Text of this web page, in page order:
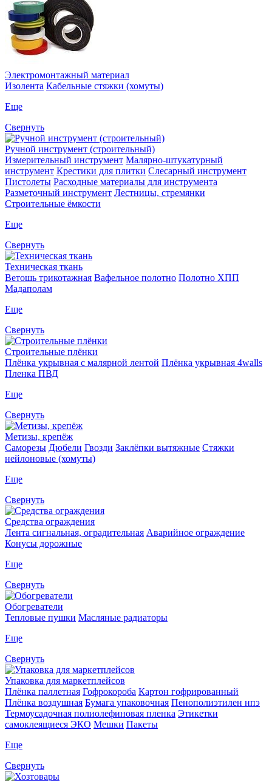
Электромонтажный материал
Изолента Кабельные стяжки (хомуты)
Еще
Свернуть
Ручной инструмент (строительный)
Измерительный инструмент Малярно-штукатурный
инструмент Крестики для плитки Слесарный инструмент
Пистолеты Расходные материалы для инструмента
Разметочный инструмент Лестницы, стремянки
Строительные ёмкости
Еще
Свернуть
Техническая ткань
Ветошь трикотажная Вафельное полотно Полотно ХПП
Мадаполам
Еще
Свернуть
Строительные плёнки
Плёнка укрывная с малярной лентой Плёнка укрывная 4walls
Пленка ПВД
Еще
Свернуть
Метизы, крепёж
Саморезы Дюбели Гвозди Заклёпки вытяжные Стяжки
нейлоновые (хомуты)
Еще
Свернуть
Средства ограждения
Лента сигнальная, оградительная Аварийное ограждение
Конусы дорожные
Еще
Свернуть
Обогреватели
Тепловые пушки Масляные радиаторы
Еще
Свернуть
Упаковка для маркетплейсов
Плёнка паллетная Гофрокороба Картон гофрированный
Плёнка воздушная Бумага упаковочная Пенополиэтилен нпэ
Термоусадочная полиолефиновая пленка Этикетки
самоклеящиеся ЭКО Мешки Пакеты
Еще
Свернуть